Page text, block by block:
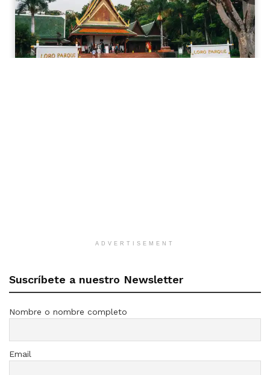
ADVERTISEMENT
Suscríbete a nuestro Newsletter
Nombre o nombre completo
Email